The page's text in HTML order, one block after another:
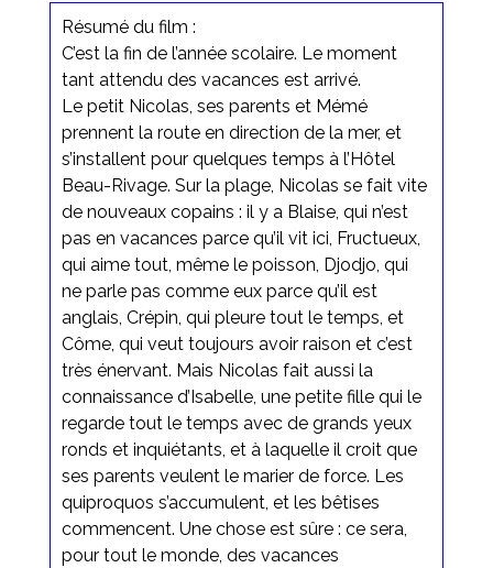
Résumé du film :
C’est la fin de l’année scolaire. Le moment
tant attendu des vacances est arrivé.
Le petit Nicolas, ses parents et Mémé
prennent la route en direction de la mer, et
s’installent pour quelques temps à l’Hôtel
Beau-Rivage. Sur la plage, Nicolas se fait vite
de nouveaux copains : il y a Blaise, qui n’est
pas en vacances parce qu’il vit ici, Fructueux,
qui aime tout, même le poisson, Djodjo, qui
ne parle pas comme eux parce qu’il est
anglais, Crépin, qui pleure tout le temps, et
Côme, qui veut toujours avoir raison et c’est
très énervant. Mais Nicolas fait aussi la
connaissance d’Isabelle, une petite fille qui le
regarde tout le temps avec de grands yeux
ronds et inquiétants, et à laquelle il croit que
ses parents veulent le marier de force. Les
quiproquos s’accumulent, et les bêtises
commencent. Une chose est sûre : ce sera,
pour tout le monde, des vacances